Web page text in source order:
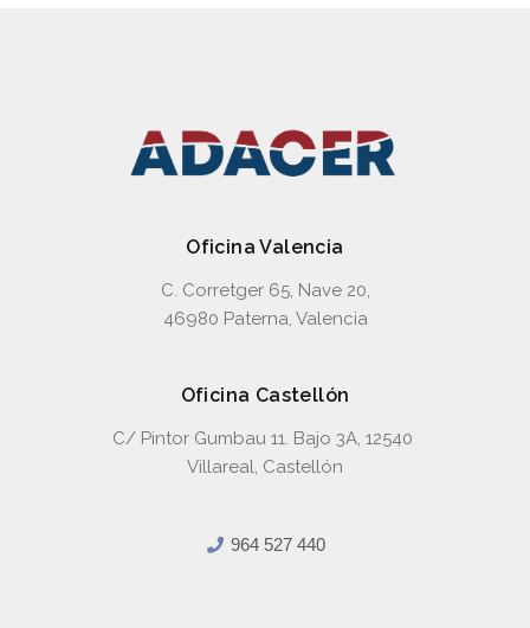
Oficina Valencia
C. Corretger 65, Nave 20,
46980 Paterna, Valencia
Oficina Castellón
C/ Pintor Gumbau 11. Bajo 3A, 12540
Villareal, Castellón
964 527 440